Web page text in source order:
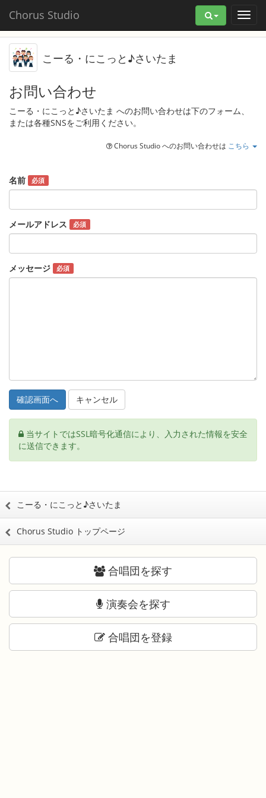
Chorus Studio
こーる・にこっと♪さいたま
お問い合わせ
こーる・にこっと♪さいたま へのお問い合わせは下のフォーム、
または各種SNSをご利用ください。
Chorus Studio へのお問い合わせは こちら
名前 必須
メールアドレス 必須
メッセージ 必須
キャンセル
当サイトではSSL暗号化通信により、入力された情報を安全
に送信できます。
こーる・にこっと♪さいたま
Chorus Studio トップページ
合唱団を探す
演奏会を探す
合唱団を登録